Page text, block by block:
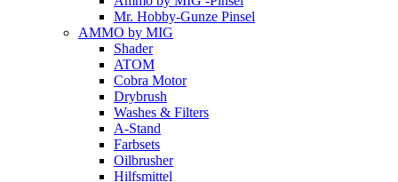
Mr. Hobby-Gunze Pinsel
AMMO by MIG
Shader
ATOM
Cobra Motor
Drybrush
Washes & Filters
A-Stand
Farbsets
Oilbrusher
Hilfsmittel